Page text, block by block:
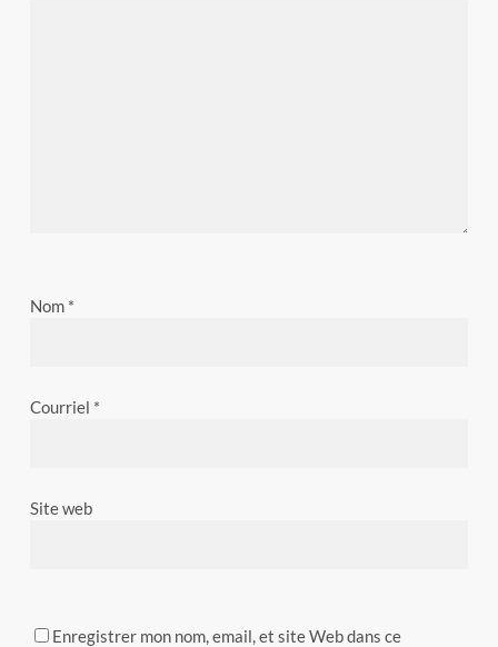
Nom *
Courriel *
Site web
Enregistrer mon nom, email, et site Web dans ce